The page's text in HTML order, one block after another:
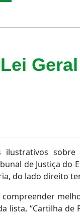
de Justiça do
do lado direito
“Cartilha